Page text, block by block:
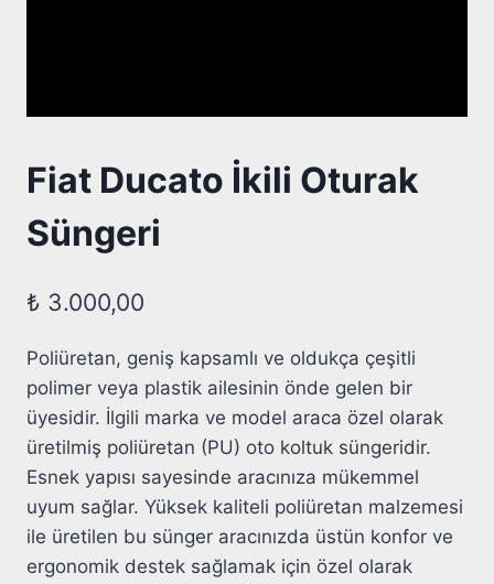
Fiat Ducato İkili Oturak
Süngeri
₺ 3.000,00
Poliüretan, geniş kapsamlı ve oldukça çeşitli
polimer veya plastik ailesinin önde gelen bir
üyesidir. İlgili marka ve model araca özel olarak
üretilmiş poliüretan (PU) oto koltuk süngeridir.
Esnek yapısı sayesinde aracınıza mükemmel
uyum sağlar. Yüksek kaliteli poliüretan malzemesi
ile üretilen bu sünger aracınızda üstün konfor ve
ergonomik destek sağlamak için özel olarak